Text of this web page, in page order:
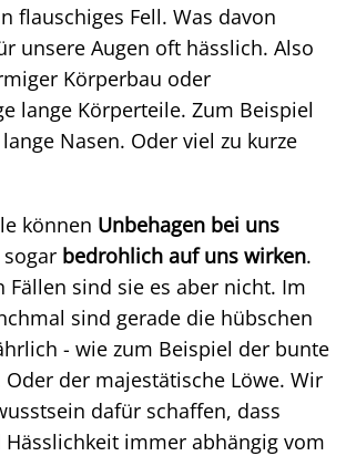
flauschiges Fell. Was davon
unsere Augen oft hässlich. Also
Körperbau oder
lange Körperteile. Zum Beispiel
Nasen. Oder viel zu kurze
können Unbehagen bei uns
bedrohlich auf uns wirken.
Fällen sind sie es aber nicht. Im
sind gerade die hübschen
- wie zum Beispiel der bunte
der majestätische Löwe. Wir
dafür schaffen, dass
Hässlichkeit immer abhängig vom